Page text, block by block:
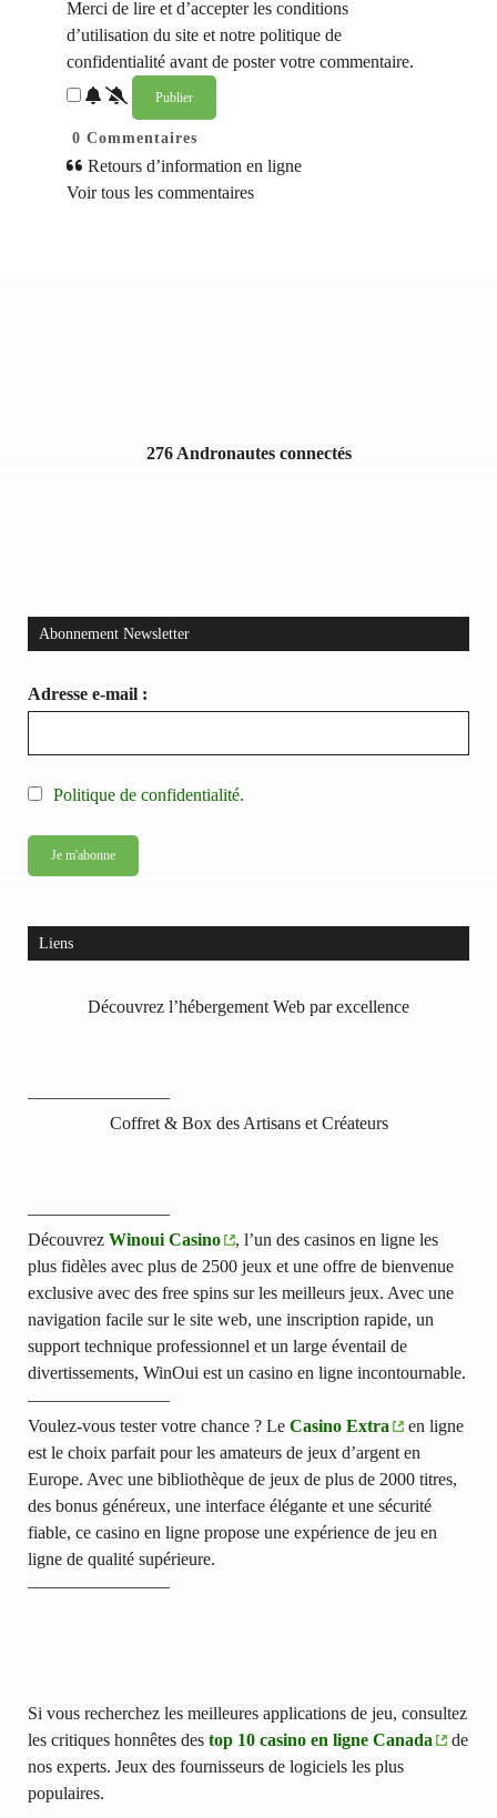
Merci de lire et d’accepter les conditions
d’utilisation du site et notre politique de
confidentialité avant de poster votre commentaire.
0 Commentaires
Retours d’information en ligne
Voir tous les commentaires
276 Andronautes connectés
Abonnement Newsletter
Adresse e-mail :
Politique de confidentialité.
Liens
Découvrez l’hébergement Web par excellence
————————
Coffret & Box des Artisans et Créateurs
————————
Découvrez Winoui Casino
, l’un des casinos en ligne les
plus fidèles avec plus de 2500 jeux et une offre de bienvenue
exclusive avec des free spins sur les meilleurs jeux. Avec une
navigation facile sur le site web, une inscription rapide, un
support technique professionnel et un large éventail de
divertissements, WinOui est un casino en ligne incontournable.
————————
Voulez-vous tester votre chance ? Le Casino Extra
en ligne
est le choix parfait pour les amateurs de jeux d’argent en
Europe. Avec une bibliothèque de jeux de plus de 2000 titres,
des bonus généreux, une interface élégante et une sécurité
fiable, ce casino en ligne propose une expérience de jeu en
ligne de qualité supérieure.
————————
Si vous recherchez les meilleures applications de jeu, consultez
les critiques honnêtes des top 10 casino en ligne Canada
de
nos experts. Jeux des fournisseurs de logiciels les plus
populaires.